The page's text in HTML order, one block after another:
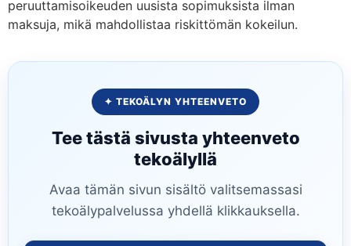
peruuttamisoikeuden uusista sopimuksista ilman
maksuja, mikä mahdollistaa riskittömän kokeilun.
✦ TEKOÄLYN YHTEENVETO
Tee tästä sivusta yhteenveto
tekoälyllä
Avaa tämän sivun sisältö valitsemassasi
tekoälypalvelussa yhdellä klikkauksella.